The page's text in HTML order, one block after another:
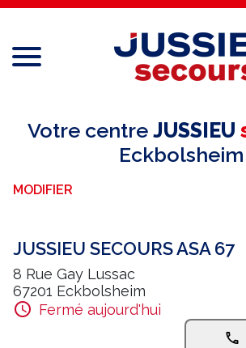
Menu
Réseau national
Services aux professionnels
Espace adhérent
E-paiement
Votre centre JUSSIEU
Eckbolsheim
MODIFIER
JUSSIEU SECOURS ASA 67
8 Rue Gay Lussac
67201 Eckbolsheim
Fermé aujourd'hui